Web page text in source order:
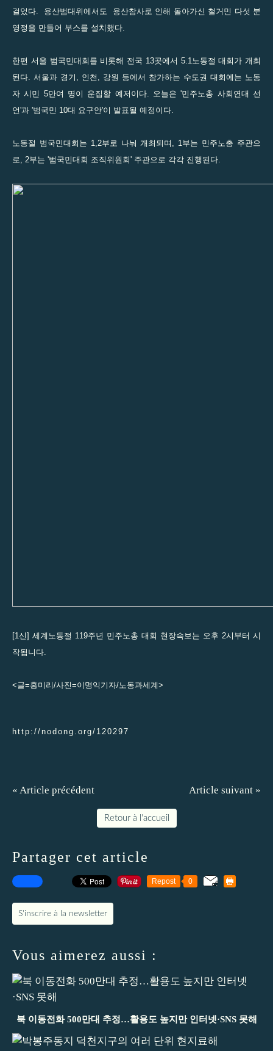
걸었다. 용산범대위에서도 용산참사로 인해 돌아가신 철거민 다섯 분
영정을 만들어 부스를 설치했다.
한편 서울 범국민대회를 비롯해 전국 13곳에서 5.1노동절 대회가 개최
된다. 서울과 경기, 인천, 강원 등에서 참가하는 수도권 대회에는 노동
자 시민 5만여 명이 운집할 예저이다. 오늘은 '민주노총 사회연대 선
언'과 '범국민 10대 요구안'이 발표될 예정이다.
노동절 범국민대회는 1,2부로 나눠 개최되며, 1부는 민주노총 주관으
로, 2부는 '범국민대회 조직위원회' 주관으로 각각 진행된다.
[1신] 세계노동절 119주년 민주노총 대회 현장속보는 오후 2시부터 시
작됩니다.
<글=홍미리/사진=이명익기자/노동과세계>
http://nodong.org/120297
« Article précédent Article suivant »
Retour à l'accueil
Partager cet article
Repost 0
S'inscrire à la newsletter
Vous aimerez aussi :
북 이동전화 500만대 추정…활용도 높지만 인터넷·SNS 못해